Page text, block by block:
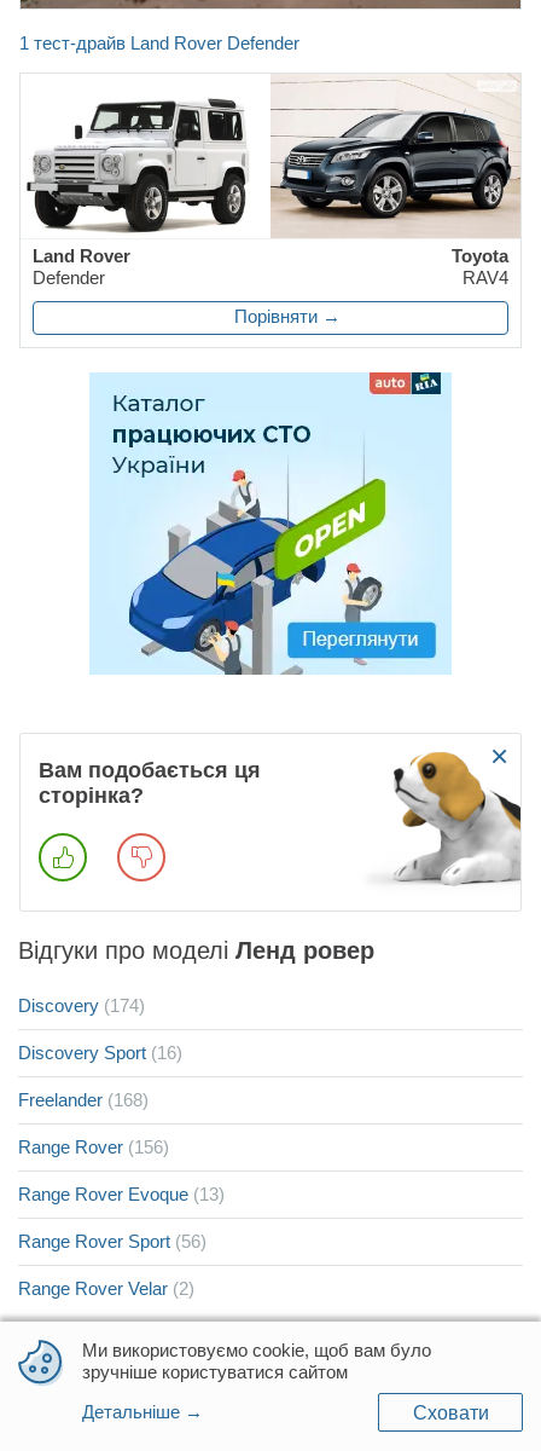
Ми використовуємо cookie, щоб вам було
зручніше користуватися сайтом
Детальніше →
Сховати
1 тест-драйв Land Rover Defender
Land Rover
Defender
Toyota
RAV4
Порівняти →
×
Вам подобається ця
сторінка?
Відгуки про моделі Ленд ровер
Discovery (174)
Discovery Sport (16)
Freelander (168)
Range Rover (156)
Range Rover Evoque (13)
Range Rover Sport (56)
Range Rover Velar (2)
Відгуки проЛенд ровер Дефендерпо рокам
(1)